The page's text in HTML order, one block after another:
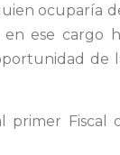
ocuparía
ese cargo
de
primer